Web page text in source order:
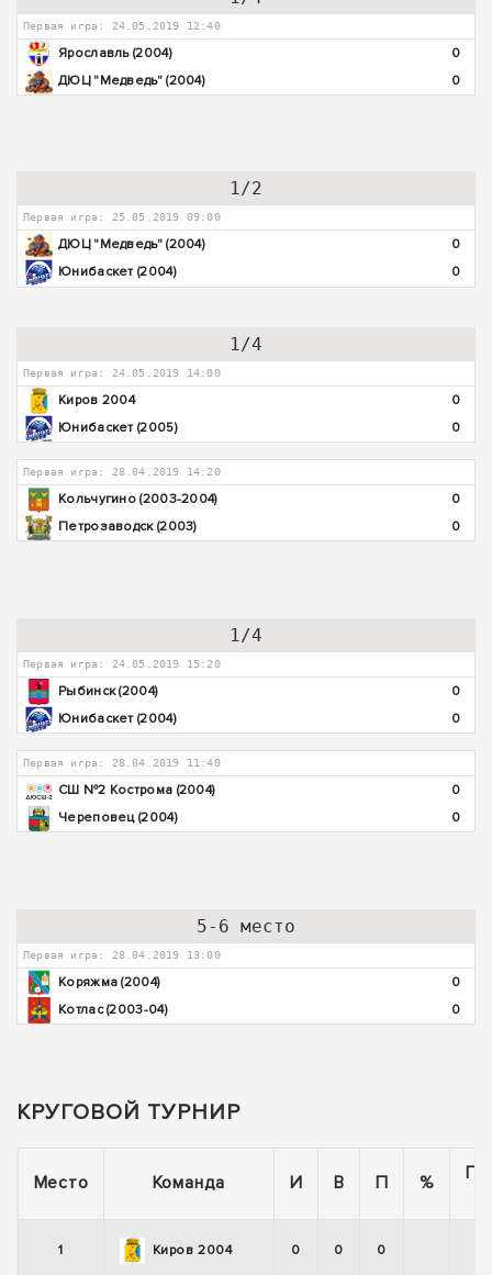
Первая игра: 24.05.2019 12:40
Ярославль (2004)
0
ДЮЦ "Медведь" (2004)
0
1/2
Первая игра: 25.05.2019 09:00
ДЮЦ "Медведь" (2004)
0
Юнибаскет (2004)
0
1/4
Первая игра: 24.05.2019 14:00
Киров 2004
0
Юнибаскет (2005)
0
Первая игра: 28.04.2019 14:20
Кольчугино (2003-2004)
0
Петрозаводск (2003)
0
1/4
Первая игра: 24.05.2019 15:20
Рыбинск (2004)
0
Юнибаскет (2004)
0
Первая игра: 28.04.2019 11:40
СШ №2 Кострома (2004)
0
Череповец (2004)
0
5-6 место
Первая игра: 28.04.2019 13:00
Коряжма (2004)
0
Котлас (2003-04)
0
КРУГОВОЙ ТУРНИР
Место Команда И В П %
1 Киров 2004 0 0 0